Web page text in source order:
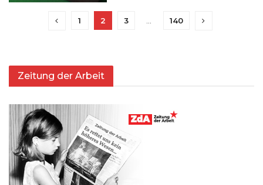
1 2 3 140
Zeitung der Arbeit